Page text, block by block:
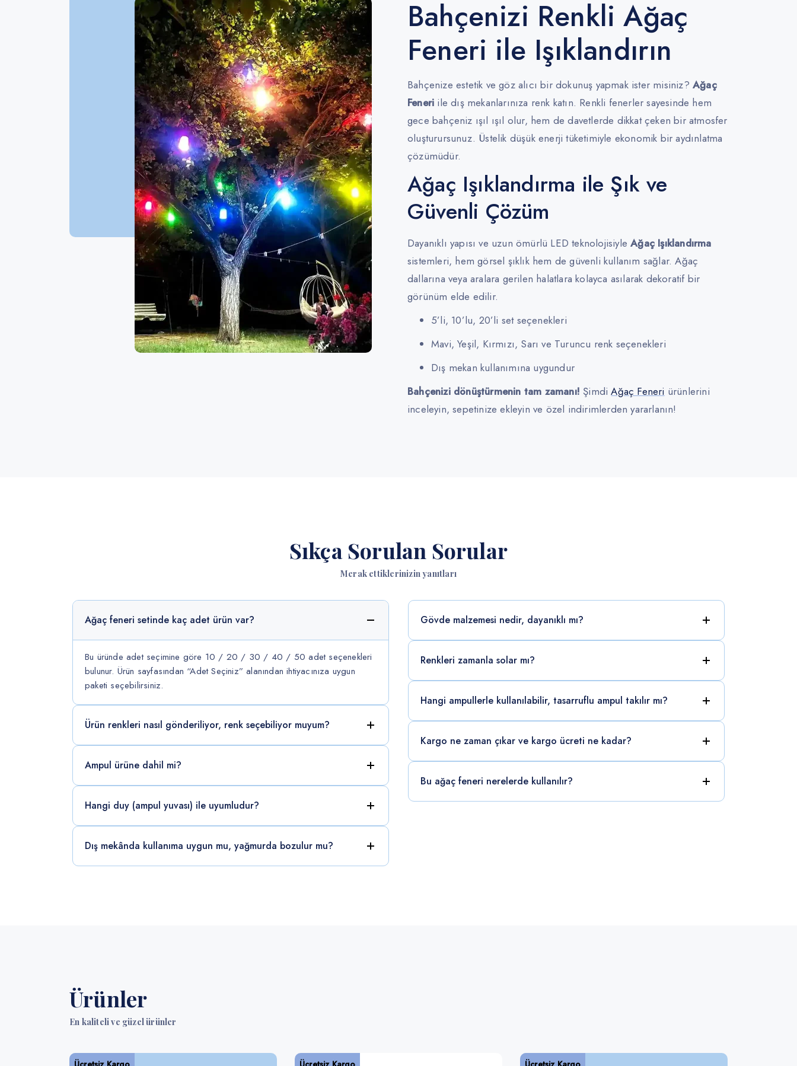
Bahçenizi Renkli Ağaç
Feneri ile Işıklandırın
Bahçenize estetik ve göz alıcı bir dokunuş yapmak ister misiniz?Ağaç
Feneri ile dış mekanlarınıza renk katın. Renkli fenerler sayesinde hem
gece bahçeniz ışıl ışıl olur, hem de davetlerde dikkat çeken bir atmosfer
oluşturursunuz. Üstelik düşük enerji tüketimiyle ekonomik bir aydınlatma
çözümüdür.
Ağaç Işıklandırma ile Şık ve
Güvenli Çözüm
Dayanıklı yapısı ve uzun ömürlü LED teknolojisiyleAğaç Işıklandırma
sistemleri, hem görsel şıklık hem de güvenli kullanım sağlar. Ağaç
dallarına veya aralara gerilen halatlara kolayca asılarak dekoratif bir
görünüm elde edilir.
5’li, 10’lu, 20’li set seçenekleri
Mavi, Yeşil, Kırmızı, Sarı ve Turuncu renk seçenekleri
Dış mekan kullanımına uygundur
Bahçenizi dönüştürmenin tam zamanı! ŞimdiAğaç Feneri ürünlerini
inceleyin, sepetinize ekleyin ve özel indirimlerden yararlanın!
Sıkça Sorulan Sorular
Merak ettiklerinizin yanıtları
Ağaç feneri setinde kaç adet ürün var?
Bu üründe adet seçimine göre 10 / 20 / 30 / 40 / 50 adet seçenekleri
bulunur. Ürün sayfasından “Adet Seçiniz” alanından ihtiyacınıza uygun
paketi seçebilirsiniz.
Ürün renkleri nasıl gönderiliyor, renk seçebiliyor muyum?
Ampul ürüne dahil mi?
Hangi duy (ampul yuvası) ile uyumludur?
Dış mekânda kullanıma uygun mu, yağmurda bozulur mu?
Gövde malzemesi nedir, dayanıklı mı?
Renkleri zamanla solar mı?
Hangi ampullerle kullanılabilir, tasarruflu ampul takılır mı?
Kargo ne zaman çıkar ve kargo ücreti ne kadar?
Bu ağaç feneri nerelerde kullanılır?
Ürünler
En kaliteli ve güzel ürünler